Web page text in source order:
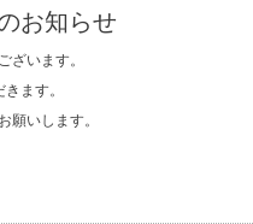
お知らせ
ざいます。
ます。
願いします。